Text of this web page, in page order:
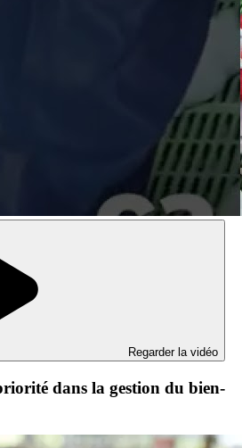
Regarder la vidéo
dans la gestion du bien-